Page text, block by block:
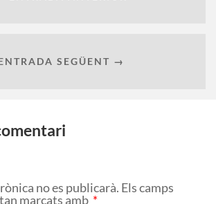
SEGÜENT →
no es publicarà. Els camps
marcats amb *